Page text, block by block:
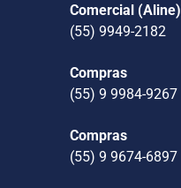
Comercial (Aline)
(55) 9949-2182
Compras
(55) 9 9984-9267
Compras
(55) 9 9674-6897